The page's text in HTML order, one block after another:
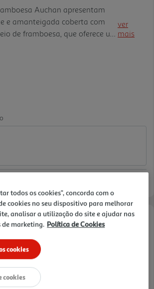
Auchan apresentam
e amanteigada coberta com
de framboesa, que oferece um
ácido. O contraste
ver
mais
Auchan apresentam uma base
coberta com um generoso recheio de
um sabor frutado e ligeiramente ácido. O
da bolacha e a intensidade da fruta torna
todos os cookies", concorda com o
cookies no seu dispositivo para melhorar
analisar a utilização do site e ajudar nas
de marketing. Política de Cookies
cookies
cookies